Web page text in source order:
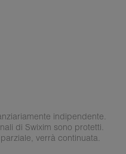
indipendente.
di Swixim sono protetti.
verrà continuata.